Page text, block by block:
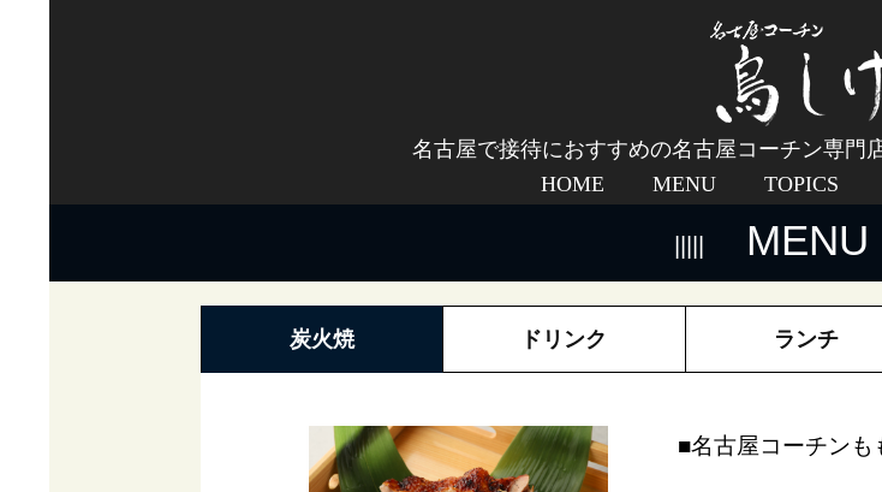
名古屋で接待におすすめの名古屋コーチン専門
HOME
MENU TOPICS
MENU
炭火焼
■名古屋コーチンも
ドリンク ランチ